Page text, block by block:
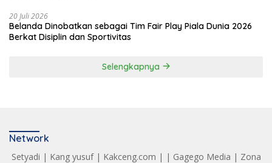
20 Juli 2026
Belanda Dinobatkan sebagai Tim Fair Play Piala Dunia 2026
Berkat Disiplin dan Sportivitas
Selengkapnya
Network
Setyadi | Kang yusuf| Kakceng.com | | Gagego Media | Zona